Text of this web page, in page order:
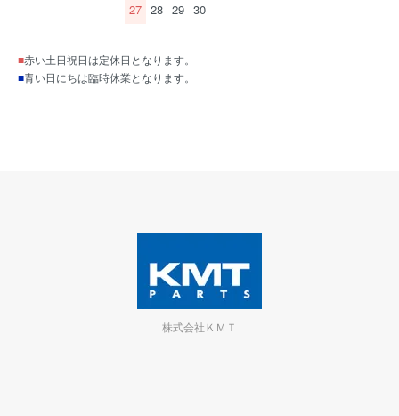
27 28 29 30
■赤い土日祝日は定休日となります。
■青い日にちは臨時休業となります。
株式会社ＫＭＴ